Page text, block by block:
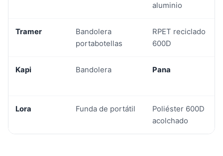
aluminio
Tramer
Bandolera
portabotellas
RPET reciclado
600D
Kapi Bandolera Pana
Lora Funda de portátil
Poliéster 600D
acolchado